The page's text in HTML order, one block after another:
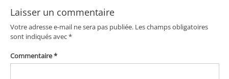
Laisser un commentaire
Votre adresse e-mail ne sera pas publiée. Les champs obligatoires
sont indiqués avec*
Commentaire*